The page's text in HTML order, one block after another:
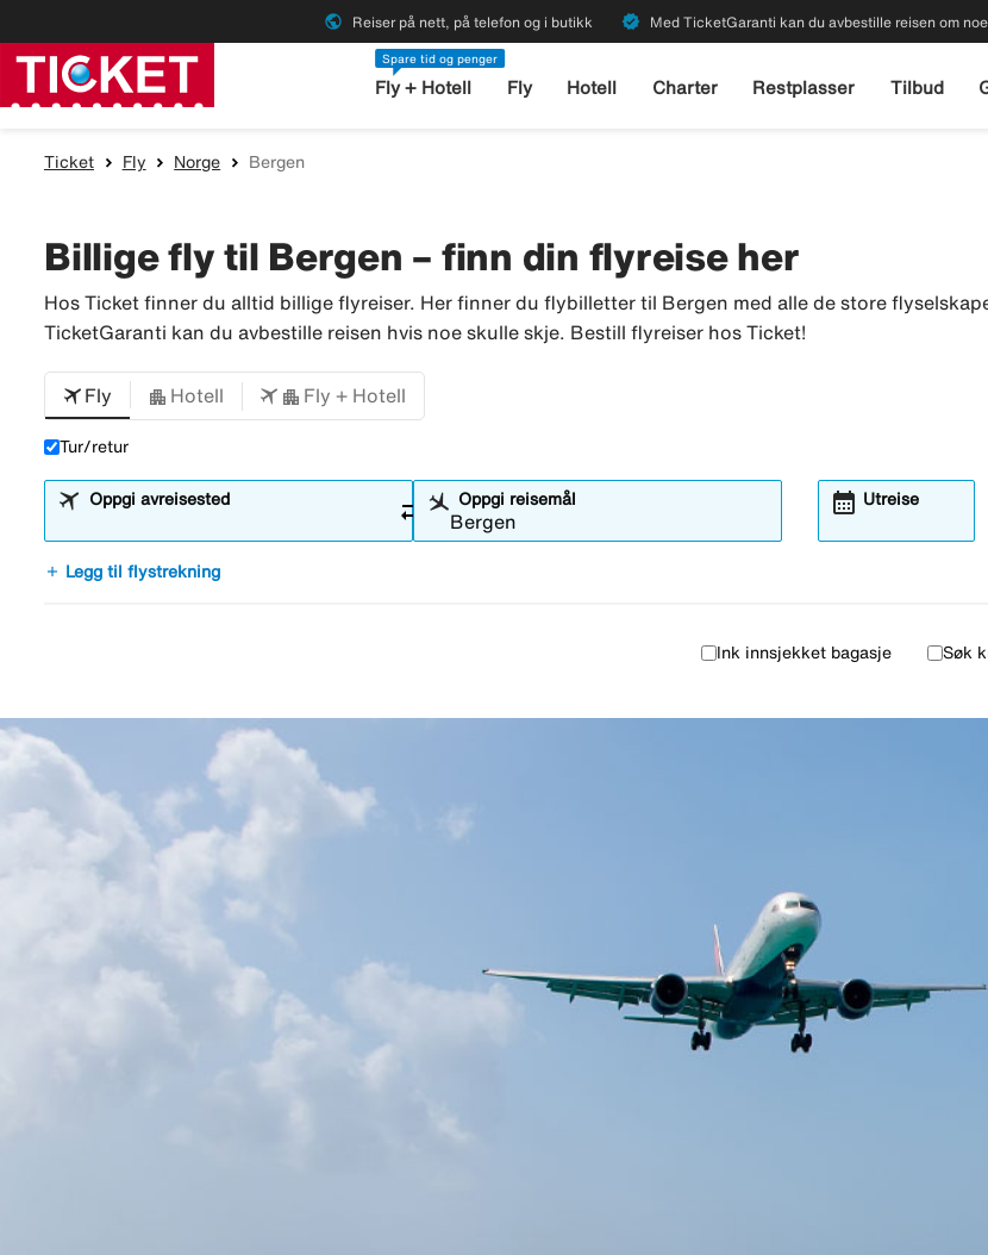
public Reiser på nett, på telefon og i butikk verified Med TicketGaranti kan du avbestille reisen om
Spare tid og penger
Fly + Hotell Fly Hotell Charter Restplasser Tilbud
Ticket Fly Norge Bergen
Billige fly til Bergen – finn din flyreise her
Hos Ticket finner du alltid billige flyreiser. Her finner du flybilletter til Bergen med alle de store
TicketGaranti kan du avbestille reisen hvis noe skulle skje. Bestill flyreiser hos Ticket!
Fly Hotell Fly + Hotell
Tur/retur
Oppgi avreisested sync_alt Oppgi reisemål Utreise
calendar_month
add Legg til flystrekning
Ink innsjekket bagasje Søk